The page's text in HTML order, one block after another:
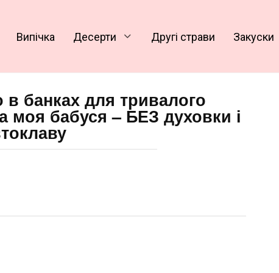
Випічка Десерти Другі страви Закуски
банках для тривалого
моя бабуся – БЕЗ духовки і